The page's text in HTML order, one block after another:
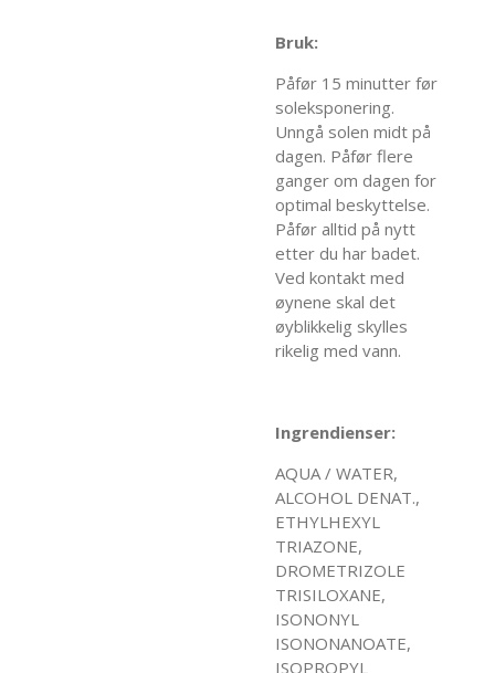
Bruk:
Påfør 15 minutter før
soleksponering.
Unngå solen midt på
dagen. Påfør flere
ganger om dagen for
optimal beskyttelse.
Påfør alltid på nytt
etter du har badet.
Ved kontakt med
øynene skal det
øyblikkelig skylles
rikelig med vann.
Ingrendienser:
AQUA / WATER,
ALCOHOL DENAT.,
ETHYLHEXYL
TRIAZONE,
DROMETRIZOLE
TRISILOXANE,
ISONONYL
ISONONANOATE,
ISOPROPYL